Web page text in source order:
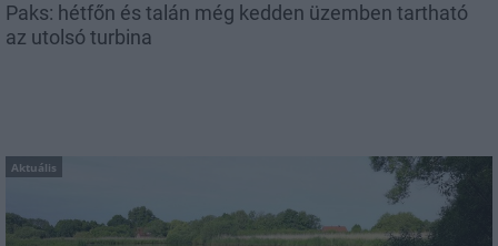
Paks: hétfőn és talán még kedden üzemben tartható
az utolsó turbina
Aktuális